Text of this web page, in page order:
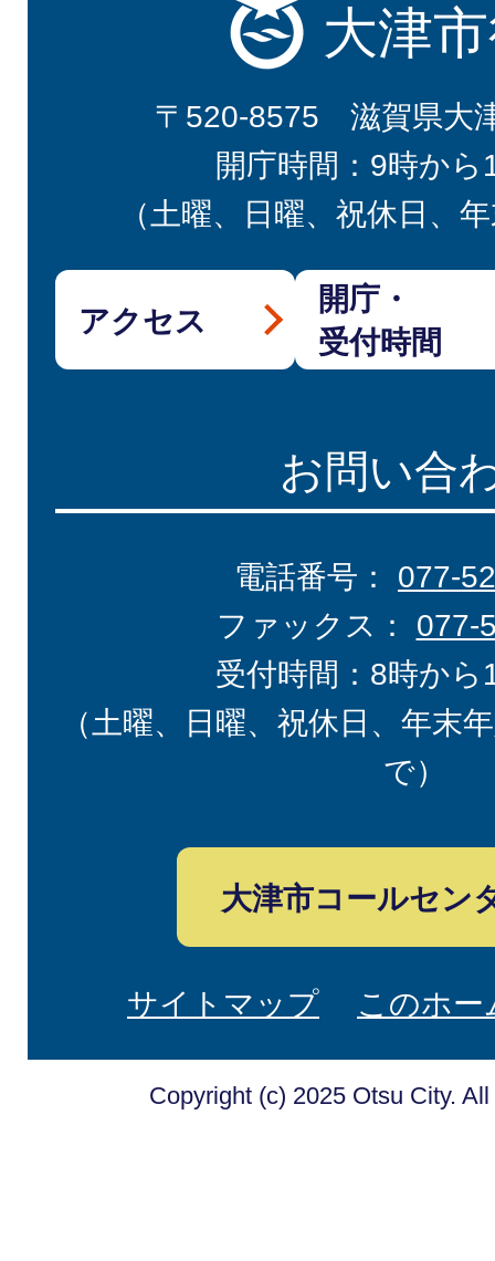
大津
〒520-8575 滋賀県大
開庁時間：9時から
（土曜、日曜、祝休日、
アクセス
開庁・
受付時間
お問い合
電話番号： 077-
ファックス： 077-
受付時間：8時から
（土曜、日曜、祝休日、年末
で）
大津市コールセン
サイトマップ このホ
Copyright (c) 2025 Otsu City.